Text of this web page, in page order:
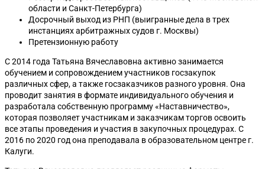
области и Санкт-Петербурга)
Досрочный выход из РНП (выигранные дела в трех
инстанциях арбитражных судов г. Москвы)
Претензионную работу
С 2014 года Татьяна Вячеславовна активно занимается
обучением и сопровождением участников госзакупок
различных сфер, а также госзаказчиков разного уровня. Она
проводит занятия в формате индивидуального обучения и
разработала собственную программу «Наставничество»,
которая позволяет участникам и заказчикам торгов освоить
все этапы проведения и участия в закупочных процедурах. С
2016 по 2020 год она преподавала в образовательном центре г.
Калуги.